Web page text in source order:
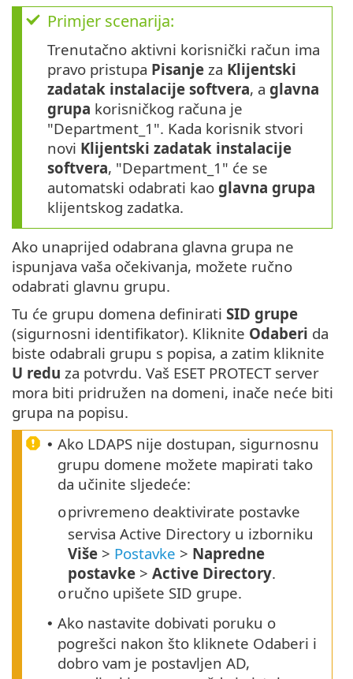
Primjer scenarija:
Trenutačno aktivni korisnički račun ima
pravo pristupa Pisanje za Klijentski
zadatak instalacije softvera, a glavna
grupa korisničkog računa je
"Department_1". Kada korisnik stvori
novi Klijentski zadatak instalacije
softvera, "Department_1" će se
automatski odabrati kao glavna grupa
klijentskog zadatka.
Ako unaprijed odabrana glavna grupa ne
ispunjava vaša očekivanja, možete ručno
odabrati glavnu grupu.
Tu će grupu domena definirati SID grupe
(sigurnosni identifikator). Kliknite Odaberi da
biste odabrali grupu s popisa, a zatim kliknite
U redu za potvrdu. Vaš ESET PROTECT server
mora biti pridružen na domeni, inače neće biti
grupa na popisu.
• Ako LDAPS nije dostupan, sigurnosnu
grupu domene možete mapirati tako
da učinite sljedeće:
oprivremeno deaktivirate postavke
servisa Active Directory u izborniku
Više > Postavke > Napredne
postavke > Active Directory.
oručno upišete SID grupe.
• Ako nastavite dobivati poruku o
pogrešci nakon što kliknete Odaberi i
dobro vam je postavljen AD,